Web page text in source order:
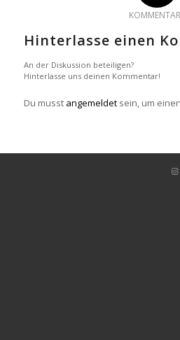
Hinterlasse einen
An der Diskussion beteiligen?
Hinterlasse uns deinen Kommentar!
Du musst angemeldetsein, um